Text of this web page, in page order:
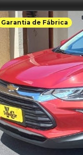
Garantia de Fábrica